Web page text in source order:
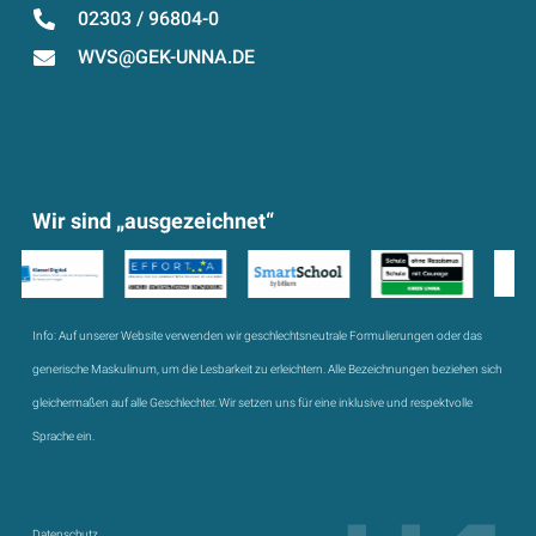
02303 / 96804-0
WVS@GEK-UNNA.DE
Wir sind „ausgezeichnet“
Info:Auf unserer Website verwenden wir geschlechtsneutrale Formulierungen oder das
generische Maskulinum, um die Lesbarkeit zu erleichtern. Alle Bezeichnungen beziehen sich
gleichermaßen auf alle Geschlechter. Wir setzen uns für eine inklusive und respektvolle
Sprache ein.